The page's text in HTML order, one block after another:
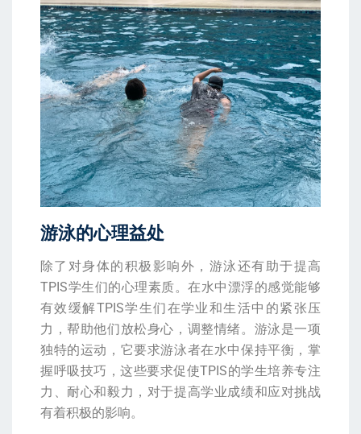
游泳的心理益处
除了对身体的积极影响外，游泳还有助于提高
TPIS学生们的心理素质。在水中漂浮的感觉能够
有效缓解TPIS学生们在学业和生活中的紧张压
力，帮助他们放松身心，调整情绪。游泳是一项
独特的运动，它要求游泳者在水中保持平衡，掌
握呼吸技巧，这些要求促使TPIS的学生培养专注
力、耐心和毅力，对于提高学业成绩和应对挑战
有着积极的影响。